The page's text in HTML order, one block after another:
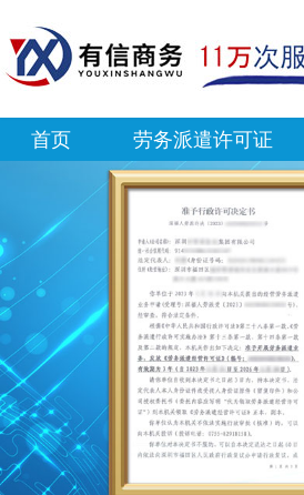
首页 劳务派遣许可证